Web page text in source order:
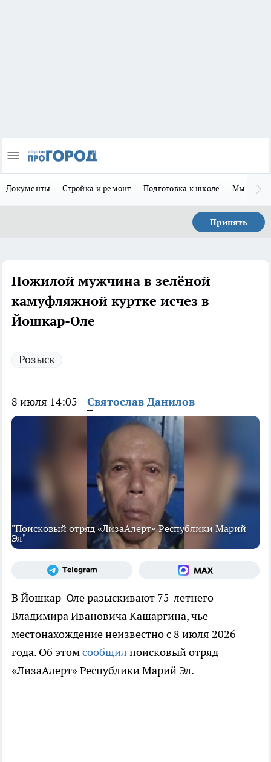
Документы Стройка и ремонт Подготовка к школе Мы в MAX
Принять
Пожилой мужчина в зелёной
камуфляжной куртке исчез в
Йошкар-Оле
Розыск
8 июля 14:05 Святослав Данилов
"Поисковый отряд «ЛизаАлерт» Республики Марий
Эл"
В Йошкар-Оле разыскивают 75-летнего
Владимира Ивановича Кашаргина, чье
местонахождение неизвестно с 8 июля 2026
года. Об этомсообщил поисковый отряд
«ЛизаАлерт» Республики Марий Эл.